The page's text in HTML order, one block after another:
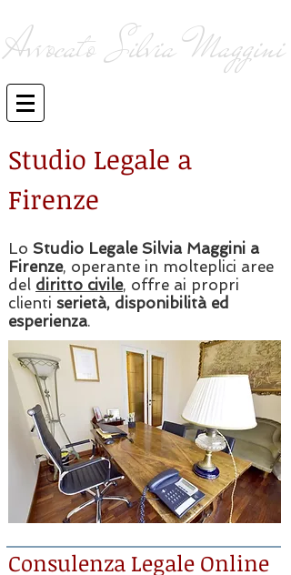
Avvocato Silvia Maggini
Studio Legale a
Firenze
Lo Studio Legale Silvia Maggini a
Firenze, operante in molteplici aree
del diritto civile, offre ai propri
clienti serietà, disponibilità ed
esperienza.
Consulenza Legale Online